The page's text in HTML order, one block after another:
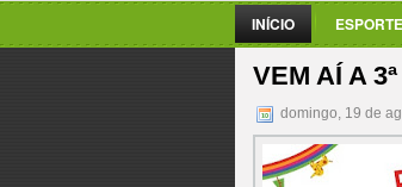
INÍCIO ESPORTE
VEM AÍ A
domingo, 19 de